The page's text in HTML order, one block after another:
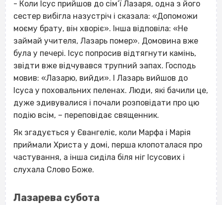
- Коли Ісус прийшов до сім’ї Лазаря, одна з його
сестер вибігла назустріч і сказала: «Допоможи
моєму брату, він хворіє». Інша відповіла: «Не
займай учителя, Лазарь помер». Домовина вже
була у печері. Ісус попросив відтягнути камінь,
звідти вже відчувався трупний запах. Господь
мовив: «Лазарю, вийди». І Лазарь вийшов до
Ісуса у поховальних пеленах. Люди, які бачили це,
дуже здивувалися і почали розповідати про цю
подію всім, – переповідає священник.
Як згадується у Євангеліє, коли Марфа і Марія
приймали Христа у домі, перша клопоталася про
частування, а інша сиділа біля ніг Ісусових і
слухала Слово Боже.
Лазарева субота